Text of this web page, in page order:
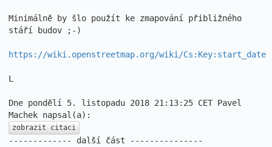
Minimálně by šlo použít ke zmapování přibližného
stáří budov ;-)
https://wiki.openstreetmap.org/wiki/Cs:Key:start_date
L
Dne pondělí 5. listopadu 2018 21:13:25 CET Pavel
zobrazit citaci
------------- další část ---------------